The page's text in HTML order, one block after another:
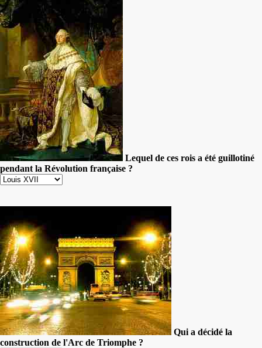
Lequel de ces rois a été guillotiné
pendant la Révolution française ?
Qui a décidé la
construction de l'Arc de Triomphe ?